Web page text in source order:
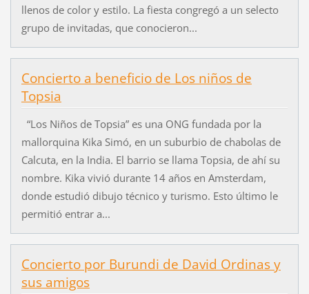
llenos de color y estilo. La fiesta congregó a un selecto
grupo de invitadas, que conocieron...
Concierto a beneficio de Los niños de
Topsia
“Los Niños de Topsia” es una ONG fundada por la
mallorquina Kika Simó, en un suburbio de chabolas de
Calcuta, en la India. El barrio se llama Topsia, de ahí su
nombre. Kika vivió durante 14 años en Amsterdam,
donde estudió dibujo técnico y turismo. Esto último le
permitió entrar a...
Concierto por Burundi de David Ordinas y
sus amigos